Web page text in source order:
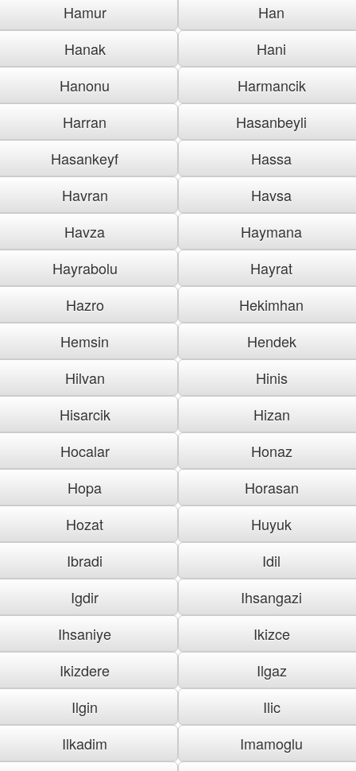
Hamur
Han
Hanak
Hani
Hanonu
Harmancik
Harran
Hasanbeyli
Hasankeyf
Hassa
Havran
Havsa
Havza
Haymana
Hayrabolu
Hayrat
Hazro
Hekimhan
Hemsin
Hendek
Hilvan
Hinis
Hisarcik
Hizan
Hocalar
Honaz
Hopa
Horasan
Hozat
Huyuk
Ibradi
Idil
Igdir
Ihsangazi
Ihsaniye
Ikizce
Ikizdere
Ilgaz
Ilgin
Ilic
Ilkadim
Imamoglu